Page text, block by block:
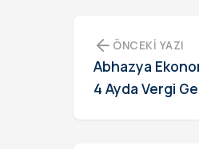
ÖNCEKI YAZI
Abhazya
4 Ayda Vergi